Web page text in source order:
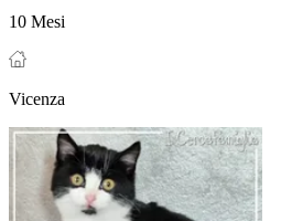
10 Mesi
Vicenza